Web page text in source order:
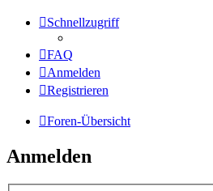
Schnellzugriff
FAQ
Anmelden
Registrieren
Foren-Übersicht
Anmelden